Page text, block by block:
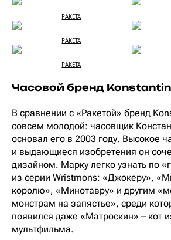
РAKETA
РAKETA
РAKETA
Часовой бренд
В сравнении с «Ракетой» бренд
совсем молодой: часовщик
основал его в 2003 году. Высокое
и выдающиеся изобретения он
дизайном. Марку легко узнать по
из серии Wristmons: «Джокеру»,
королю», «Минотавру» и другим
монстрам на запястье», среди
появился даже «Матроскин» – кот
мультфильма.